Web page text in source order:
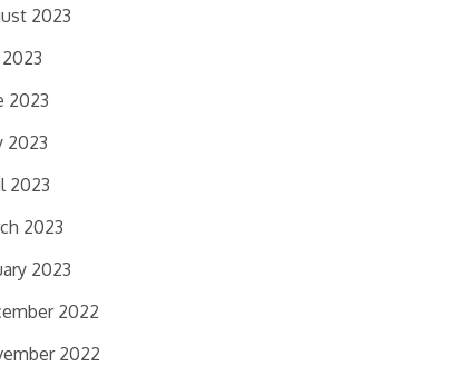
2023
2023
2023
2023
2023
2023
2023
2022
2022